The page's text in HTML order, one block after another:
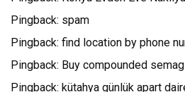
Pingback: spam
Pingback: find location by phone
Pingback: Buy compounded
Pingback: kütahya günlük apart